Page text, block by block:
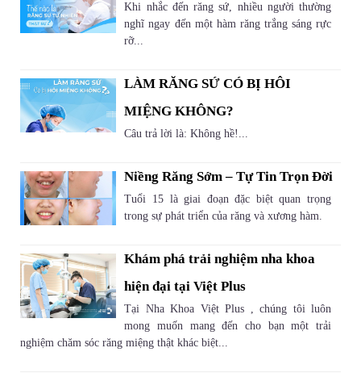
Khi nhắc đến răng sứ, nhiều người thường
nghĩ ngay đến một hàm răng trắng sáng rực
rỡ...
LÀM RĂNG SỨ CÓ BỊ HÔI
MIỆNG KHÔNG?
Câu trả lời là: Không hề!...
Niềng Răng Sớm – Tự Tin Trọn Đời
Tuổi 15 là giai đoạn đặc biệt quan trọng
trong sự phát triển của răng và xương hàm.
Khám phá trải nghiệm nha khoa
hiện đại tại Việt Plus
Tại Nha Khoa Việt Plus , chúng tôi luôn
mong muốn mang đến cho bạn một trải
nghiệm chăm sóc răng miệng thật khác biệt...